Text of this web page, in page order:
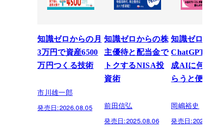
知識ゼロからの月
3万円で資産6500
万円つくる技術
市川雄一郎
発売日:2026.08.05
知識ゼロからの株
主優待と配当金で
トクするNISA投
資術
前田信弘
発売日:2025.08.06
知識ゼロか
ChatGPT入
成AIに何を
らうと便利
岡嶋裕史
発売日: